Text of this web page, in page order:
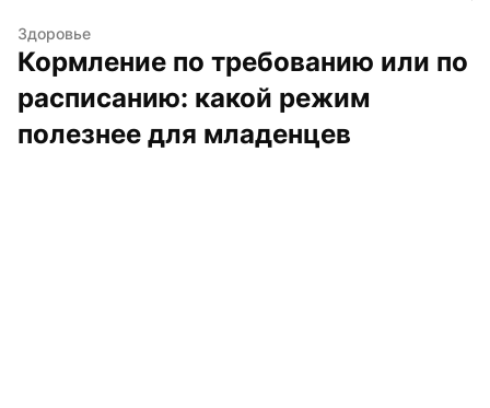
Здоровье
Кормление по требованию или по
расписанию: какой режим
полезнее для младенцев